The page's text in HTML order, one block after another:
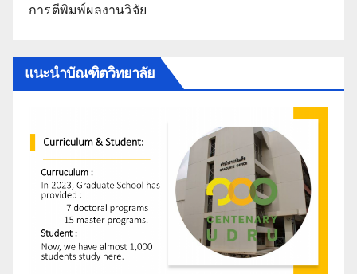
การตีพิมพ์ผลงานวิจัย
แนะนำบัณฑิตวิทยาลัย